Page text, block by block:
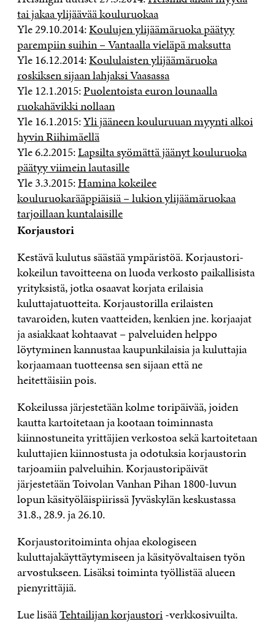
tai jakaa ylijäävää kouluruokaa
Yle 29.10.2014:Koulujen ylijäämäruoka päätyy
parempiin suihin – Vantaalla vieläpä maksutta
Yle 16.12.2014:Koululaisten ylijäämäruoka
roskiksen sijaan lahjaksi Vaasassa
Yle 12.1.2015:Puolentoista euron lounaalla
ruokahävikki nollaan
Yle 16.1.2015:Yli jääneen kouluruuan myynti alkoi
hyvin Riihimäellä
Yle 6.2.2015:Lapsilta syömättä jäänyt kouluruoka
päätyy viimein lautasille
Yle 3.3.2015:Hamina kokeilee
kouluruokarääppiäisiä – lukion ylijäämäruokaa
tarjoillaan kuntalaisille
Korjaustori
Kestävä kulutus säästää ympäristöä. Korjaustori-
kokeilun tavoitteena on luoda verkosto paikallisista
yrityksistä, jotka osaavat korjata erilaisia
kuluttajatuotteita. Korjaustorilla erilaisten
tavaroiden, kuten vaatteiden, kenkien jne. korjaajat
ja asiakkaat kohtaavat – palveluiden helppo
löytyminen kannustaa kaupunkilaisia ja kuluttajia
korjaamaan tuotteensa sen sijaan että ne
heitettäisiin pois.
Kokeilussa järjestetään kolme toripäivää, joiden
kautta kartoitetaan ja kootaan toiminnasta
kiinnostuneita yrittäjien verkostoa sekä kartoitetaan
kuluttajien kiinnostusta ja odotuksia korjaustorin
tarjoamiin palveluihin. Korjaustoripäivät
järjestetään Toivolan Vanhan Pihan 1800-luvun
lopun käsityöläispiirissä Jyväskylän keskustassa
31.8., 28.9. ja 26.10.
Korjaustoritoiminta ohjaa ekologiseen
kuluttajakäyttäytymiseen ja käsityövaltaisen työn
arvostukseen. Lisäksi toiminta työllistää alueen
pienyrittäjiä.
Lue lisääTehtailijan korjaustori-verkkosivuilta.